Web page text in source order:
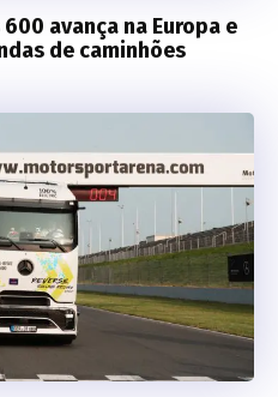
avança na Europa e
de caminhões